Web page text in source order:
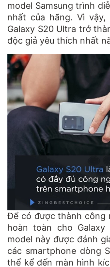
model Samsung trình
nhất của hãng. Vì
Galaxy S20 Ultra trở
độc giả yêu thích nhất
Để có được thành công
hoàn toàn cho
model này được đánh
các smartphone dòng
thể kể đến màn hình